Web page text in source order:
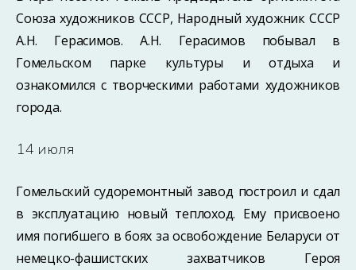
Союза художников СССР, Народный художник СССР
А.Н. Герасимов. А.Н. Герасимов побывал в
Гомельском парке культуры и отдыха и
ознакомился с творческими работами художников
города.
14 июля
Гомельский судоремонтный завод построил и сдал
в эксплуатацию новый теплоход. Ему присвоено
имя погибшего в боях за освобождение Беларуси от
немецко-фашистских захватчиков Героя